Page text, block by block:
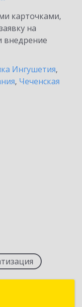
карточками,
на
внедрение
Ингушетия,
, Чеченская